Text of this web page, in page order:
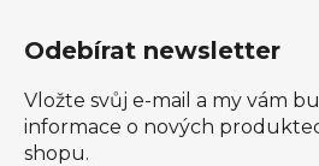
Odebírat newsletter
Vložte svůj e-mail a my vám
informace o nových
shopu.